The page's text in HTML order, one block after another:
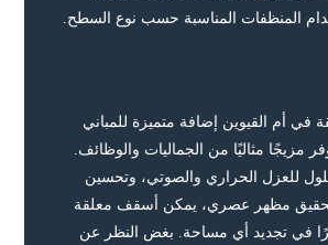
المنظفات المناسبة حسب نوع السطح.
في أم القيوين إضافة متميزة للمباني
مزيجًا مثاليًا من الجماليات والوظائف.
للعزل الحراري والصوتي، وتحسين
وتحقيق مظهر عصري، يمكن أسقف معلقة
في تجديد أي مساحة. بغض النظر عن